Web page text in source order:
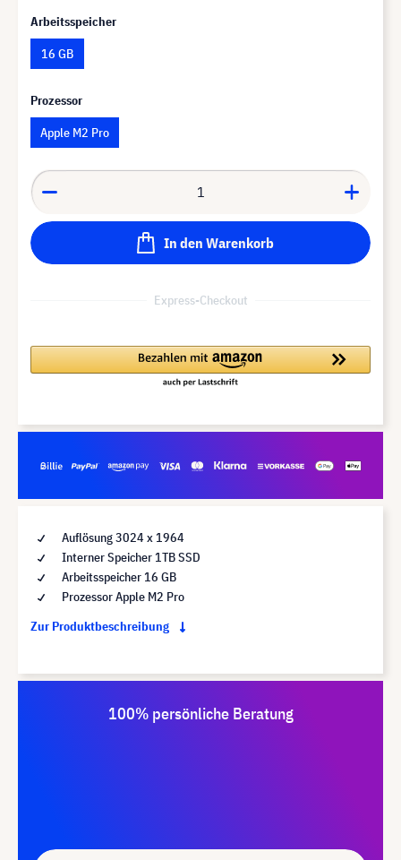
Arbeitsspeicher
16 GB
Prozessor
Apple M2 Pro
In den Warenkorb
Express-Checkout
Auflösung 3024 x 1964
Interner Speicher 1TB SSD
Arbeitsspeicher 16 GB
Prozessor Apple M2 Pro
Zur Produktbeschreibung
100% persönliche Beratung